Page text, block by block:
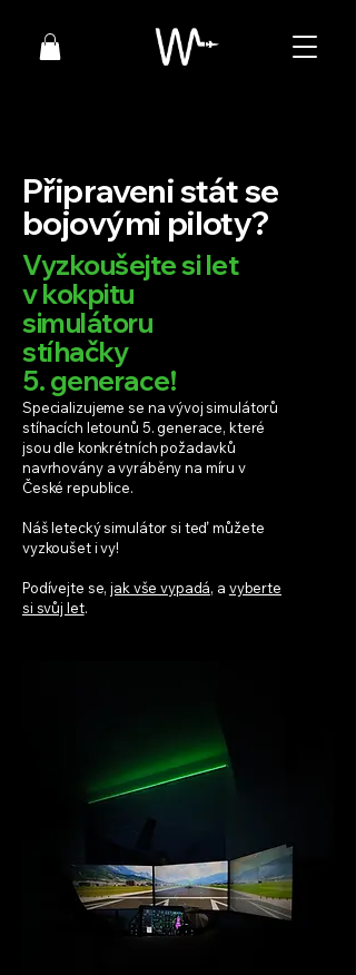
Připraveni stát se
bojovými piloty?
Vyzkoušejte si let
v kokpitu
simulátoru
stíhačky
5. generace!
Specializujeme se na vývoj simulátorů
stíhacích letounů 5. generace, které
jsou dle konkrétních požadavků
navrhovány a vyráběny na míru v
České republice.
Náš letecký simulátor si teď můžete
vyzkoušet i vy!
Podívejte se, jak vše vypadá, a vyberte
si svůj let.